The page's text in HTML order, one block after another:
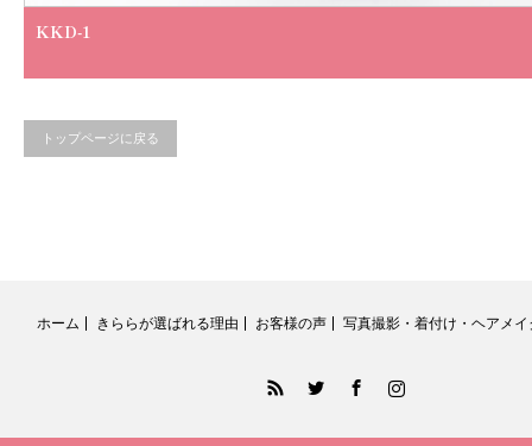
KKD-1
トップページに戻る
ホーム きららが選ばれる理由 お客様の声 写真撮影・着付け・ヘアメイ
FacebookInstagram